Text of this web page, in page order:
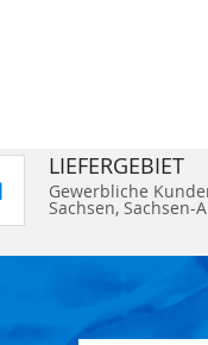
LIEFERGEBIET
Gewerbliche
Sachsen,